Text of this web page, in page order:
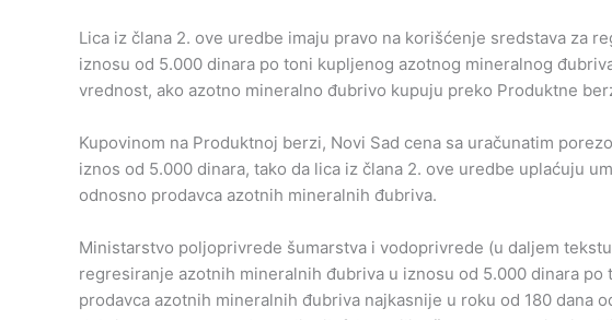
Lica iz člana 2. ove uredbe imaju pravo na korišćenje sredstava za
iznosu od 5.000 dinara po toni kupljenog azotnog mineralnog
vrednost, ako azotno mineralno đubrivo kupuju preko Produktne
Kupovinom na Produktnoj berzi, Novi Sad cena sa uračunatim
iznos od 5.000 dinara, tako da lica iz člana 2. ove uredbe uplaćuju
odnosno prodavca azotnih mineralnih đubriva.
Ministarstvo poljoprivrede šumarstva i vodoprivrede (u daljem
regresiranje azotnih mineralnih đubriva u iznosu od 5.000 dinara po
prodavca azotnih mineralnih đubriva najkasnije u roku od 180 dana